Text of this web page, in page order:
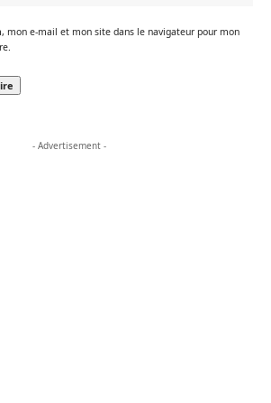
mon e-mail et mon site dans le navigateur pour mon
- Advertisement -